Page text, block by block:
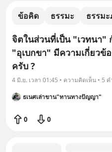
ข้อคิด ธรรมะ ธรรม
จิตในส่วนที่เป็น "เวทนา"
"อุเบกขา" มีความเกี่ยวข้
ครับ ?
4 มิ.ย. เวลา 01:45 • ความคิดเห็น • 5
ธเนศเล่าขาน"ทานทางปัญญา"
0 0